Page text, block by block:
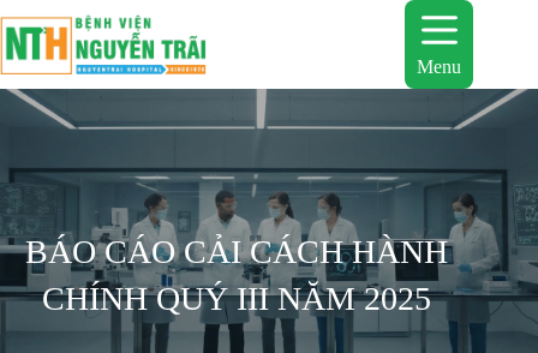
đến
phần
nội
dung
Menu
BÁO CÁO CẢI CÁCH HÀNH
CHÍNH QUÝ III NĂM 2025